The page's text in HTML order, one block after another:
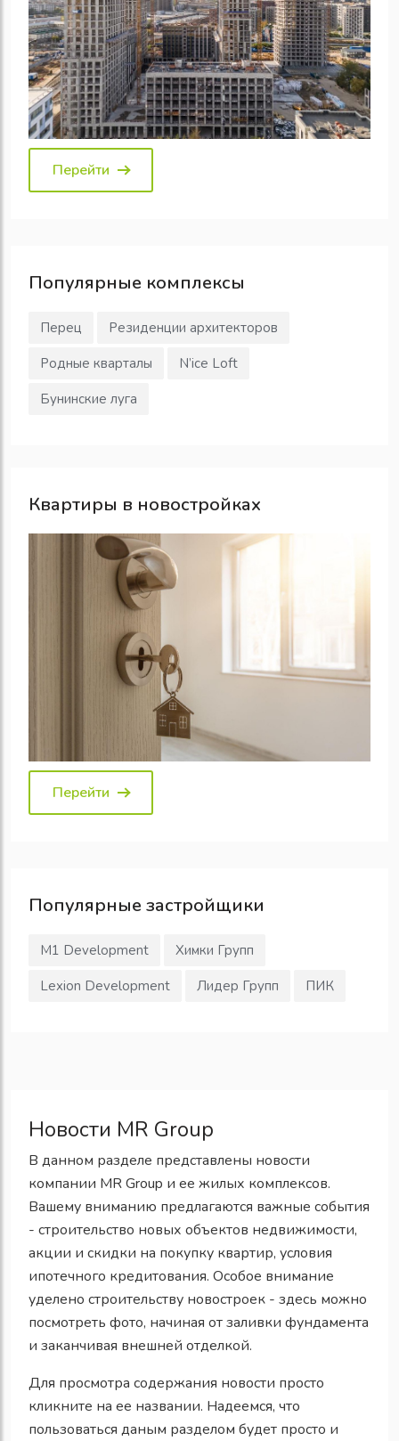
Перейти
Популярные комплексы
Перец
Резиденции архитекторов
Родные кварталы
N’ice Loft
Бунинские луга
Квартиры в новостройках
Перейти
Популярные застройщики
M1 Development
Химки Групп
Lexion Development
Лидер Групп ПИК
Новости MR Group
В данном разделе представлены новости
компании MR Group и ее жилых комплексов.
Вашему вниманию предлагаются важные события
- строительство новых объектов недвижимости,
акции и скидки на покупку квартир, условия
ипотечного кредитования. Особое внимание
уделено строительству новостроек - здесь можно
посмотреть фото, начиная от заливки фундамента
и заканчивая внешней отделкой.
Для просмотра содержания новости просто
кликните на ее названии. Надеемся, что
пользоваться даным разделом будет просто и